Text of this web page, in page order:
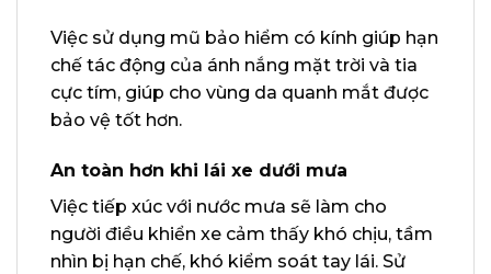
Việc sử dụng mũ bảo hiểm có kính giúp hạn
chế tác động của ánh nắng mặt trời và tia
cực tím, giúp cho vùng da quanh mắt được
bảo vệ tốt hơn.
An toàn hơn khi lái xe dưới mưa
Việc tiếp xúc với nước mưa sẽ làm cho
người điều khiển xe cảm thấy khó chịu, tầm
nhìn bị hạn chế, khó kiểm soát tay lái. Sử